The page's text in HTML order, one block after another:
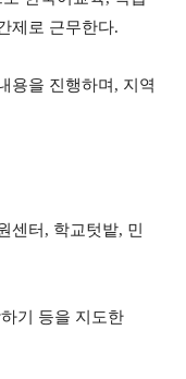
제로 근무한다.
용을 진행하며 , 지역
센터 , 학교텃밭, 민
기 등을 지도한